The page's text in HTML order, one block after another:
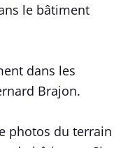
le bâtiment
dans les
Brajon.
photos du terrain